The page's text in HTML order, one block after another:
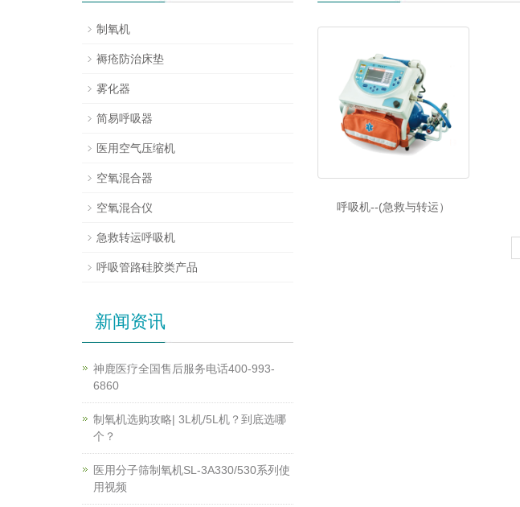
呼吸机--(急救与转运）
制氧机
褥疮防治床垫
雾化器
简易呼吸器
医用空气压缩机
空氧混合器
空氧混合仪
急救转运呼吸机
呼吸管路硅胶类产品
新闻资讯
神鹿医疗全国售后服务电话400-993-
6860
制氧机选购攻略| 3L机/5L机？到底选哪
个？
医用分子筛制氧机SL-3A330/530系列使
用视频